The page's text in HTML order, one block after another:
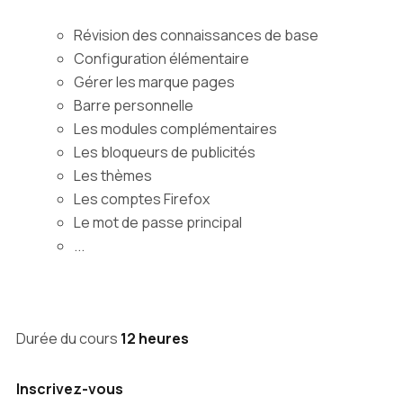
Révision des connaissances de base
Configuration élémentaire
Gérer les marque pages
Barre personnelle
Les modules complémentaires
Les bloqueurs de publicités
Les thèmes
Les comptes Firefox
Le mot de passe principal
...
Durée du cours 12 heures
Inscrivez-vous